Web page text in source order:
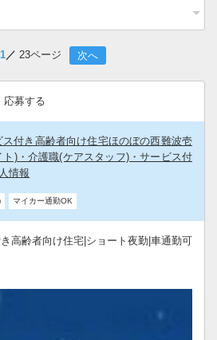
1 23ページ 次へ
応募する
付き高齢者向け住宅ほのぼの西難波壱
)・介護職(ケアスタッフ)・サービス付
情報
マイカー通勤OK
高齢者向け住宅|ショート夜勤|車通勤可